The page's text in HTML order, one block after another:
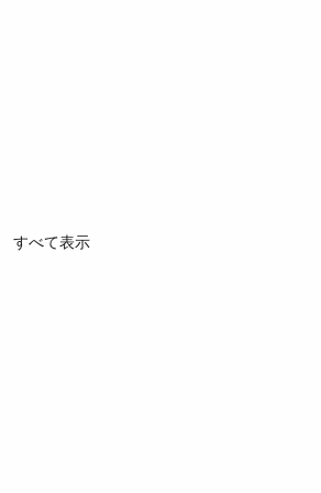
すべて表示